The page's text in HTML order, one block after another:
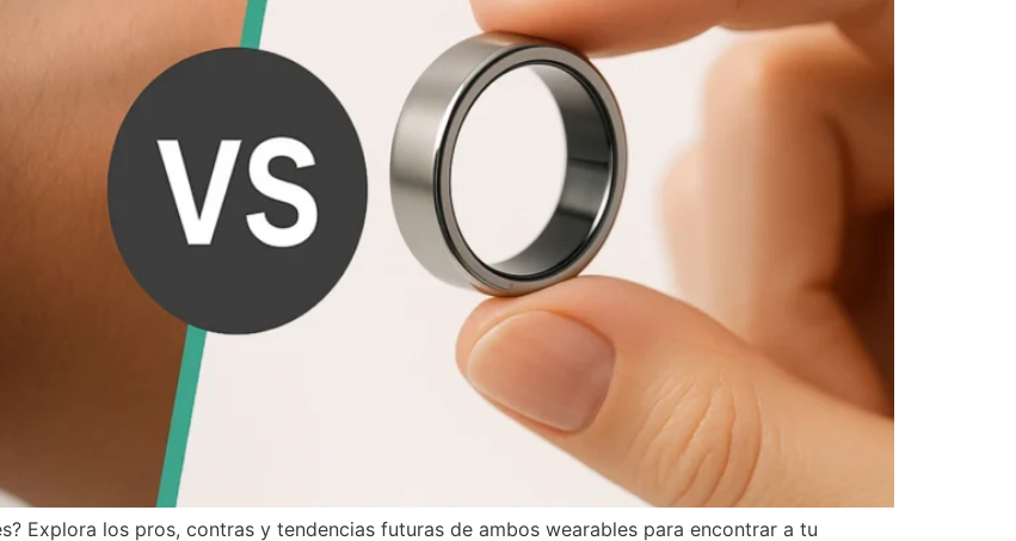
Explora los pros, contras y tendencias futuras de ambos wearables para encontrar a tu